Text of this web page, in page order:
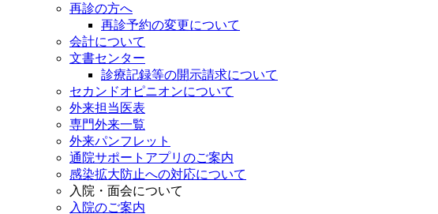
再診の方へ
再診予約の変更について
会計について
文書センター
診療記録等の開示請求について
セカンドオピニオンについて
外来担当医表
専門外来一覧
外来パンフレット
通院サポートアプリのご案内
感染拡大防止への対応について
入院・面会について
入院のご案内